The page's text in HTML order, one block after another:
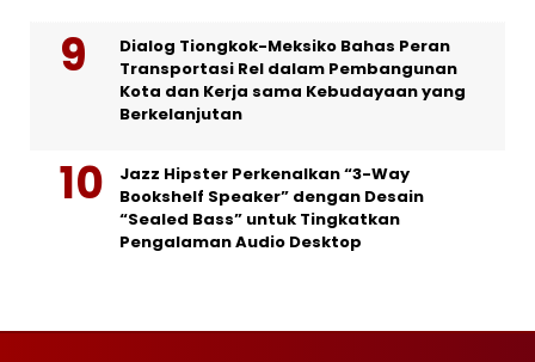
Dialog Tiongkok-Meksiko Bahas Peran
Transportasi Rel dalam Pembangunan
Kota dan Kerja sama Kebudayaan yang
Berkelanjutan
Jazz Hipster Perkenalkan “3-Way
Bookshelf Speaker” dengan Desain
“Sealed Bass” untuk Tingkatkan
Pengalaman Audio Desktop